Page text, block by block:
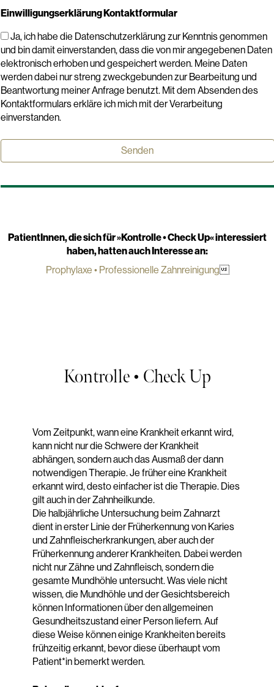
Einwilligungserklärung Kontaktformular
Ja, ich habe die Datenschutzerklärung zur Kenntnis genommen
und bin damit einverstanden, dass die von mir angegebenen Daten
elektronisch erhoben und gespeichert werden. Meine Daten
werden dabei nur streng zweckgebunden zur Bearbeitung und
Beantwortung meiner Anfrage benutzt. Mit dem Absenden des
Kontaktformulars erkläre ich mich mit der Verarbeitung
einverstanden.
PatientInnen, die sich für »Kontrolle • Check Up« interessiert
haben, hatten auch Interesse an:
Prophylaxe • Professionelle Zahnreinigung
Kontrolle • Check Up
Vom Zeitpunkt, wann eine Krankheit erkannt wird,
kann nicht nur die Schwere der Krankheit
abhängen, sondern auch das Ausmaß der dann
notwendigen Therapie. Je früher eine Krankheit
erkannt wird, desto einfacher ist die Therapie. Dies
gilt auch in der Zahnheilkunde.
Die halbjährliche Untersuchung beim Zahnarzt
dient in erster Linie der Früherkennung von Karies
und Zahnfleischerkrankungen, aber auch der
Früherkennung anderer Krankheiten. Dabei werden
nicht nur Zähne und Zahnfleisch, sondern die
gesamte Mundhöhle untersucht. Was viele nicht
wissen, die Mundhöhle und der Gesichtsbereich
können Informationen über den allgemeinen
Gesundheitszustand einer Person liefern. Auf
diese Weise können einige Krankheiten bereits
frühzeitig erkannt, bevor diese überhaupt vom
Patient*in bemerkt werden.